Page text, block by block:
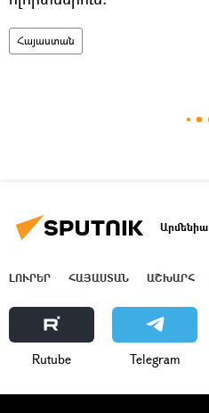
Հայաստան
Արմենիա
ԼՈՒՐԵՐ ՀԱՅԱՍՏԱՆ ԱՇԽԱՐՀ
Rutube Telegram